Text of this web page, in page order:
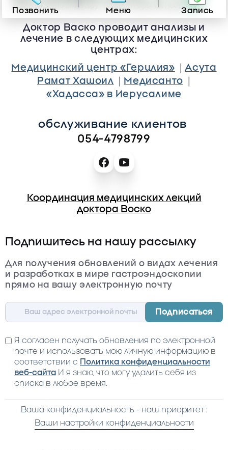
Позвонить Меню Запись
Доктор Васко проводит анализы и
лечение в следующих медицинских
центрах:
Медицинский центр «Герцлия» |Асута
Рамат Хашоил | Медисанто |
«Хадасса» в Иерусалиме
обслуживание клиентов
054-4798799
Координация медицинских лекций
доктора Воско
Подпишитесь на нашу рассылку
Для получения обновлений о видах лечения
и разработках в мире гастроэндоскопии
прямо на вашу электронную почту
Я согласен получать обновления по электронной
почте и использовать мою личную информацию в
соответствии с Политика конфиденциальности
веб-сайта И я знаю, что могу удалить себя из
списка в любое время.
Ваша конфиденциальность - наш приоритет :
Ваши настройки конфиденциальности